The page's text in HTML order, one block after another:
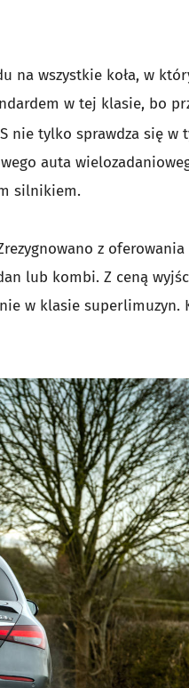
na wszystkie koła, w
w tej klasie, bo
nie tylko sprawdza się w
auta
silnikiem.
z oferowania
lub kombi. Z ceną
w klasie superlimuzyn.